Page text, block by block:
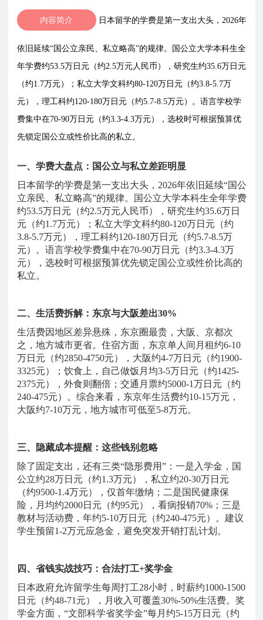
内容简介 日本留学的学费是第一支出大头，2026年
依旧延续“国公立亲民、私立略高”的规律。国公立大学本科生全
年学费约53.5万日元（约2.5万元人民币），研究生约35.6万日元
（约1.7万元）；私立大学文科约80-120万日元（约3.8-5.7万
元），理工科约120-180万日元（约5.7-8.5万元）。语言学校学
费集中在70-90万日元（约3.3-4.3万元），选校时可根据预算优
先锁定国公立或性价比高的私立。
一、学费大盘点：国公立与私立差距明显
日本留学的学费是第一支出大头， 2026年依旧延续“国公
立亲民、私立略高”的规律。国公立大学本科生全年学费
约53.5万日元（约2.5万元人民币），研究生约35.6万日
元（约1.7万元）；私立大学文科约80-120万日元（约
3.8-5.7万元），理工科约120-180万日元（约5.7-8.5万
元）。语言学校学费集中在70-90万日元（约3.3-4.3万
元），选校时可根据预算优先锁定国公立或性价比高的
私立。
二、生活费拆解：东京与大阪差出30%
生活费因地区差异悬殊，东京圈最贵，大阪、京都次
之，地方城市更省。住宿方面，东京单人间月租约6-10
万日元（约2850-4750元），大阪约4-7万日元（约1900-
3325元）；饮食上，自己做饭月均3-5万日元（约1425-
2375元），外食则翻倍；交通月票约5000-1万日元（约
240-475元）。综合来看，东京年生活费约10-15万元，
大阪约7-10万元，地方城市可低至5-8万元。
三、隐藏成本提醒：这些钱别忽略
除了固定支出，还有三类“隐形费用”：一是入学金，国
公立约28万日元（约1.3万元），私立约20-30万日元
（约9500-1.4万元），仅首年缴纳；二是国民健康保
险，月均约2000日元（约95元），看病报销70%；三是
教材与活动费，年约5-10万日元（约240-475元）。建议
学生预留1-2万元应急金，避免突发开销打乱计划。
四、省钱实战技巧：合法打工+奖学金
日本政府允许留学生每周打工28小时，时薪约1000-1500
日元（约48-71元），月收入可覆盖30%-50%生活费。奖
学金方面，“文部科学省奖学金”每月约5-15万日元（约